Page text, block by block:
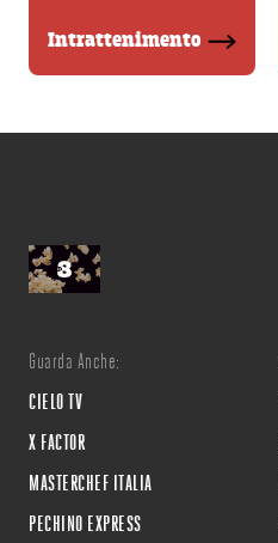
Intrattenimento
Guarda Anche:
CIELO TV
X FACTOR
MASTERCHEF ITALIA
PECHINO EXPRESS